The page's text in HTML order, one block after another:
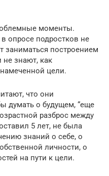
моменты.
опросе подростков не
заниматься построением
знают, как
цели.
что они
думать о будущем, “еще
разброс между
5 лет, не была
знаний о себе, о
личности, о
на пути к цели.